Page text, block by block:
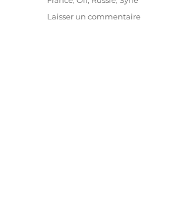
Laisser un commentairesur